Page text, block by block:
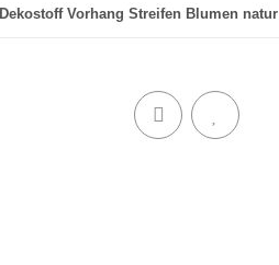
Dekostoff Vorhang Streifen Blumen